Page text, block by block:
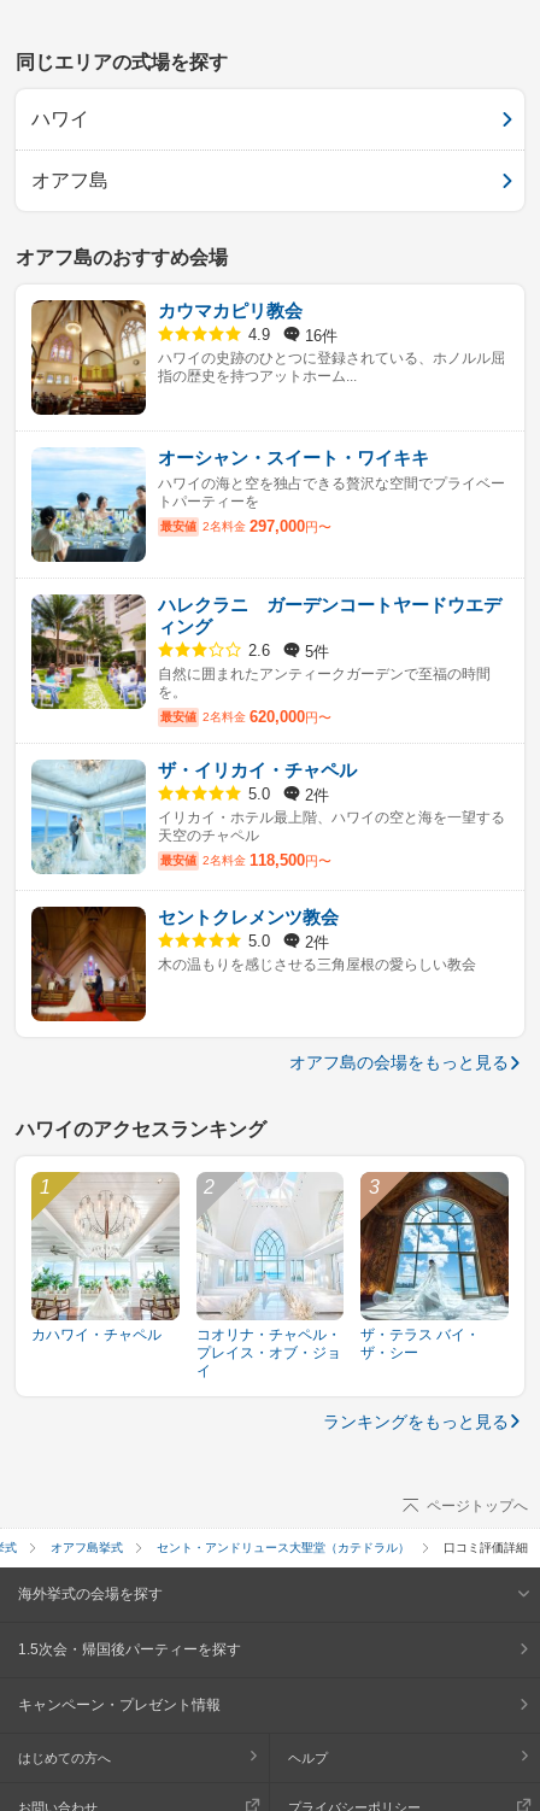
同じエリアの式場を探す
ハワイ
オアフ島
オアフ島のおすすめ会場
カウマカピリ教会
4.9 16件
ハワイの史跡のひとつに登録されている、ホノルル屈
指の歴史を持つアットホーム...
オーシャン・スイート・ワイキキ
ハワイの海と空を独占できる贅沢な空間でプライベー
トパーティーを
最安値 2名料金 297,000円〜
ハレクラニ ガーデンコートヤードウエデ
ィング
2.6 5件
自然に囲まれたアンティークガーデンで至福の時間
を。
最安値 2名料金 620,000円〜
ザ・イリカイ・チャペル
5.0 2件
イリカイ・ホテル最上階、ハワイの空と海を一望する
天空のチャペル
最安値 2名料金 118,500円〜
セントクレメンツ教会
5.0 2件
木の温もりを感じさせる三角屋根の愛らしい教会
オアフ島の会場をもっと見る
ハワイのアクセスランキング
カハワイ・チャペル
コオリナ・チャペル・
プレイス・オブ・ジョ
イ
ザ・テラス バイ・
ザ・シー
ランキングをもっと見る
ページトップへ
式 オアフ島挙式 セント・アンドリュース大聖堂（カテドラル） 口コミ評価詳細
海外挙式の会場を探す
1.5次会・帰国後パーティーを探す
キャンペーン・プレゼント情報
はじめての方へ ヘルプ
お問い合わせ プライバシーポリシー